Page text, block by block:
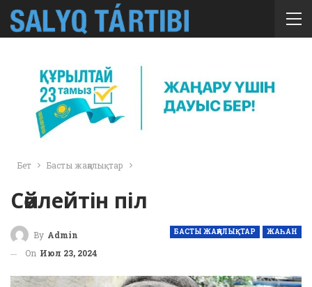
Бет Басты жаңалықтар
Сөйлейтін піл
БАСТЫ ЖАҢАЛЫҚТАР ЖАҺАН
By Admin
On Июл 23, 2024